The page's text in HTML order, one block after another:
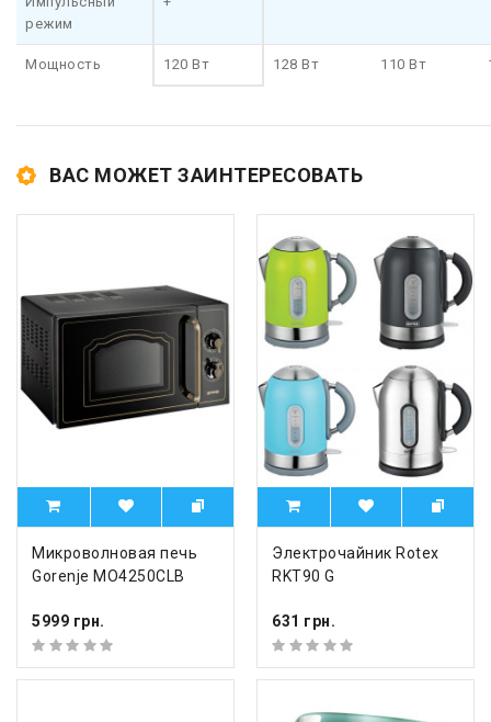
режим
Мощность 120 Вт 128 Вт 110 Вт
ВАС МОЖЕТ ЗАИНТЕРЕСОВАТЬ
Микроволновая печь
Gorenje MO4250CLB
5999 грн.
Электрочайник Rotex
RKT90 G
631 грн.